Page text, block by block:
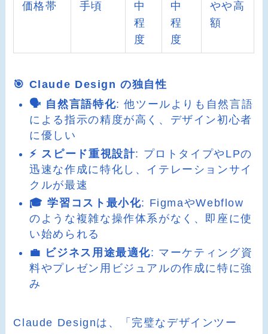
価格帯 手頃
中
程
度
中
程
度
やや高
額
🎯 Claude Design の独自性
🗣️ 自然言語特化: 他ツールよりも自然言語
による指示の精度が高く、デザイン初心者
に優しい
⚡ スピード重視設計: プロトタイプやLPの
迅速な作成に特化し、イテレーションサイ
クルが最速
🎓 学習コスト最小化: FigmaやWebflow
のような複雑な操作体系がなく、即座に使
い始められる
💼 ビジネス用途最適化: マーケティング資
料やプレゼン用ビジュアルの作成に特に強
み
Claude Designは、「完璧なデザインツー